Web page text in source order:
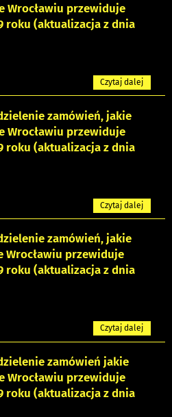
Wrocławiu przewiduje
roku (aktualizacja z dnia
Czytaj dalej
zamówień, jakie
Wrocławiu przewiduje
roku (aktualizacja z dnia
Czytaj dalej
zamówień, jakie
Wrocławiu przewiduje
roku (aktualizacja z dnia
Czytaj dalej
zamówień jakie
Wrocławiu przewiduje
roku (aktualizacja z dnia